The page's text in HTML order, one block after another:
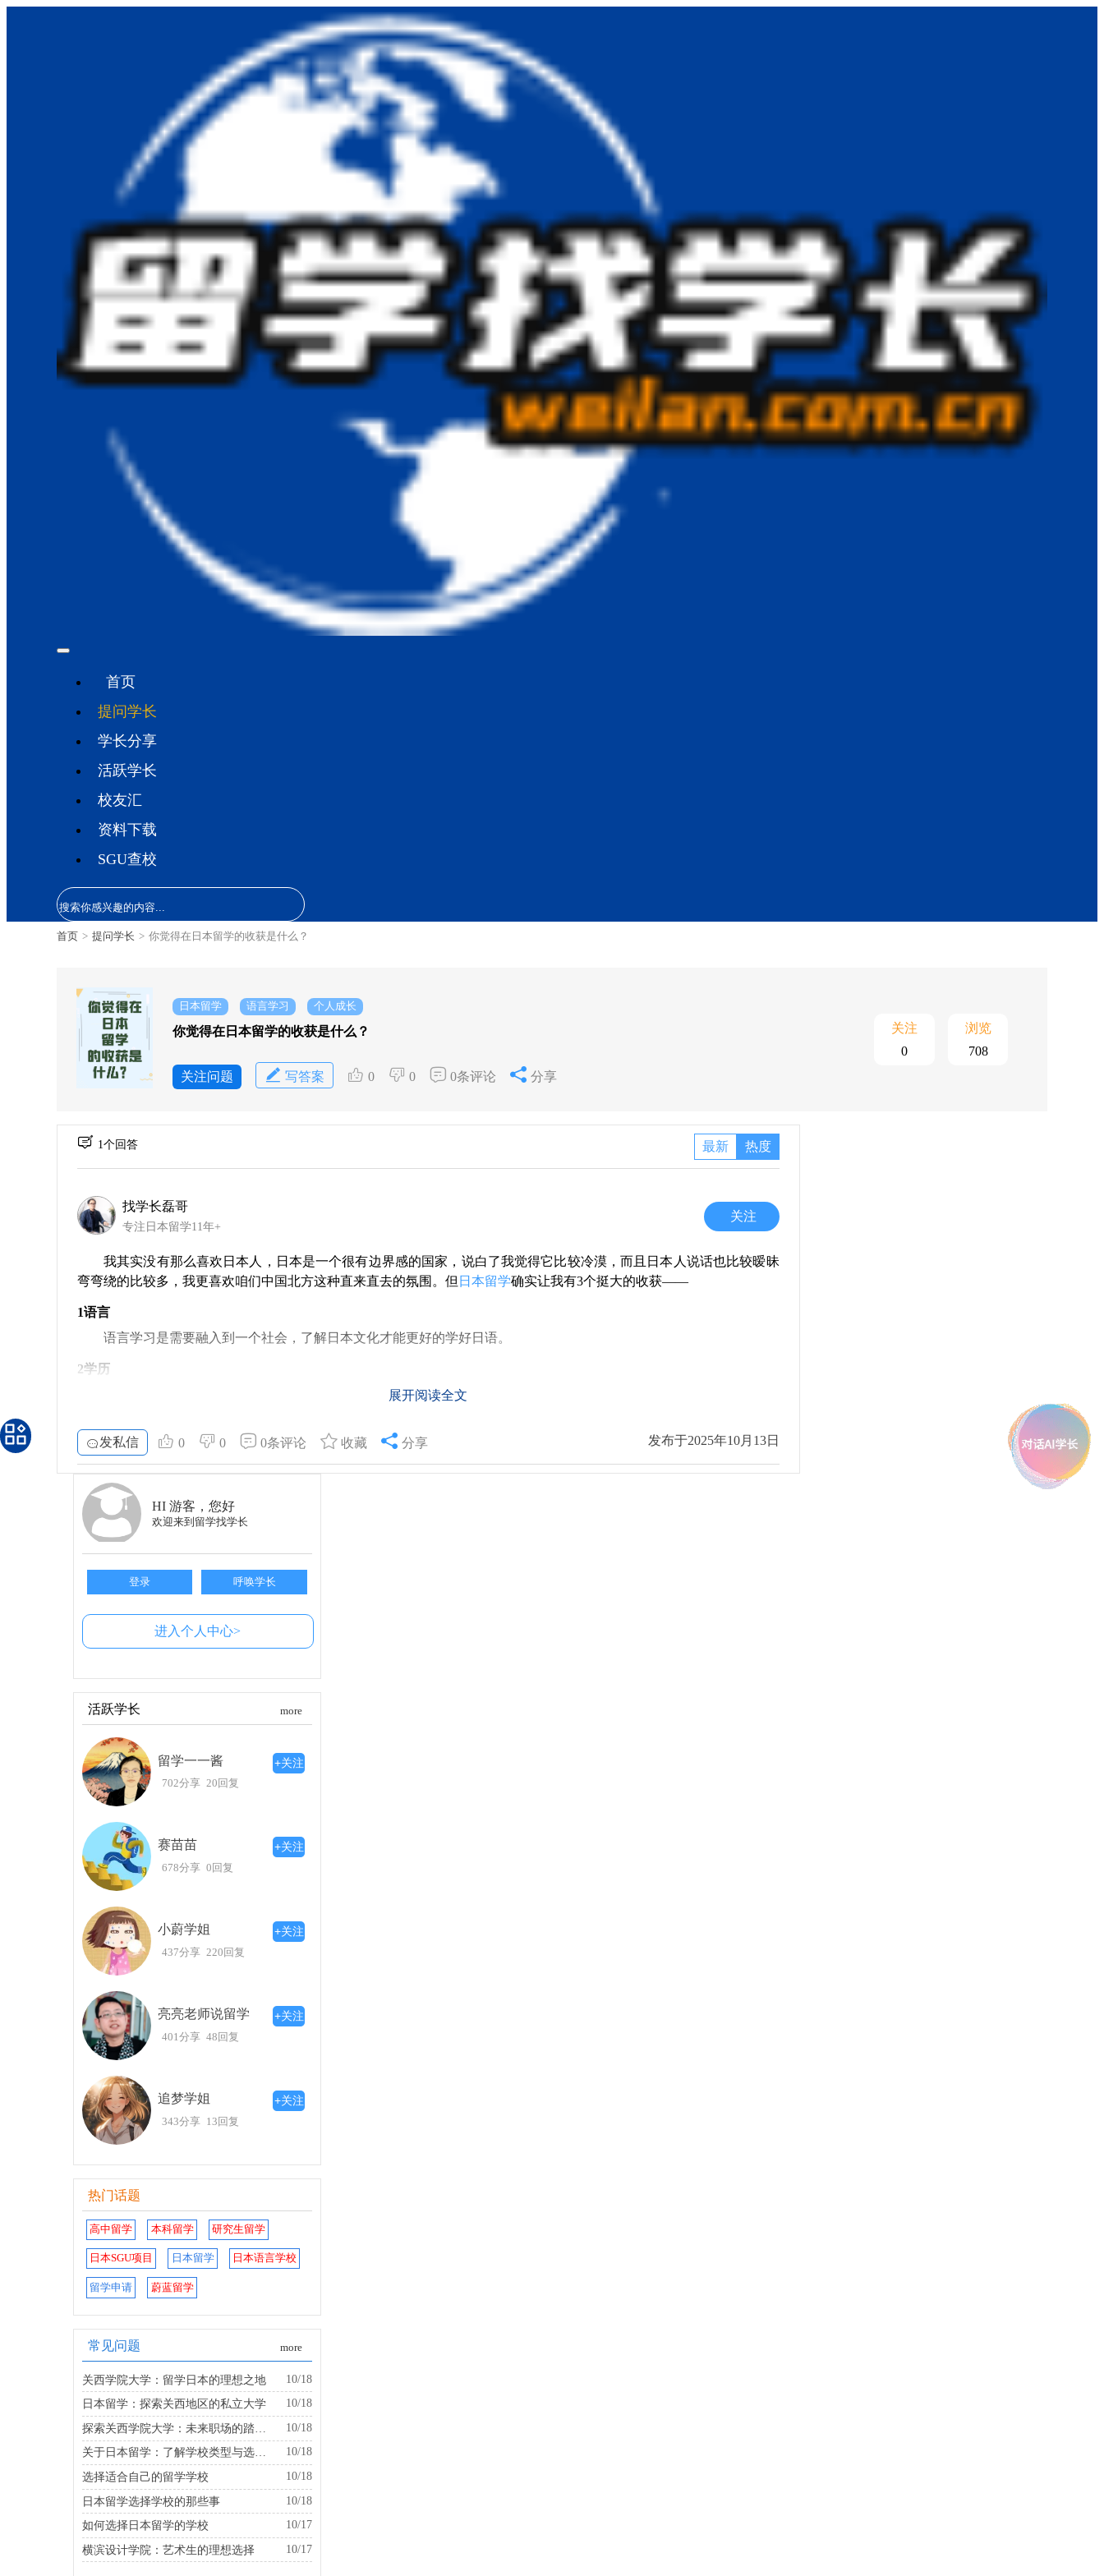
首页
提问学长
学长分享
活跃学长
校友汇
资料下载
SGU查校
首页 > 提问学长 > 你觉得在日本留学的收获是什么？
日本留学 语言学习 个人成长
你觉得在日本留学的收获是什么？
关注问题 写答案 0 0 0条评论 分享
浏览
708
关注
0
1个回答 最新 热度
找学长磊哥
专注日本留学11年+
关注
我其实没有那么喜欢日本人，日本是一个很有边界感的国家，说白了我觉得它比较冷漠，而且日本人说话也比较暧昧
弯弯绕的比较多，我更喜欢咱们中国北方这种直来直去的氛围。但 日本留学确实让我有3个挺大的收获——
1语言
语言学习是需要融入到一个社会，了解日本文化才能更好的学好日语。
2学历
留学过程中自己形成了独立生活能力，自律以及集体意识，这段经历是比较宝贵的，
如果不是去日本留学，那我今天在北京立足也没有那么容易。
展开阅读全文
发私信 0 0 0条评论 收藏 分享 发布于2025年10月13日
HI 游客，您好
欢迎来到留学找学长
登录 呼唤学长
进入个人中心>
活跃学长 more
留学一一酱 +关注
702分享 20回复
赛苗苗 +关注
678分享 0回复
小蔚学姐 +关注
437分享 220回复
亮亮老师说留学 +关注
401分享 48回复
追梦学姐 +关注
343分享 13回复
热门话题
高中留学 本科留学 研究生留学
日本SGU项目 日本留学 日本语言学校
留学申请 蔚蓝留学
常见问题 more
关西学院大学：留学日本的理想之地
10/18
日本留学：探索关西地区的私立大学
10/18
10/18
关于日本留学：了解学校类型与选择的建议
10/18
选择适合自己的留学学校
10/18
日本留学选择学校的那些事
10/18
如何选择日本留学的学校
10/17
横滨设计学院：艺术生的理想选择
10/17